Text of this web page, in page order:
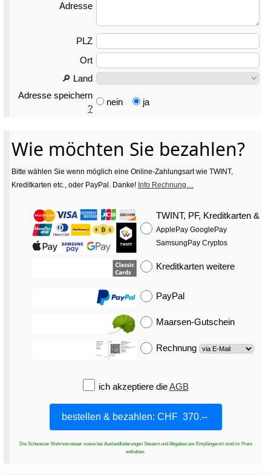
Adresse
PLZ
Ort
🔎 Land
Adresse speichern
?
nein ja
Wie möchten Sie bezahlen?
Bitte wählen Sie wenn möglich eine Online-Zahlungsart wie TWINT,
Kreditkarten etc., oder PayPal. Danke! Info Rechnung…
TWINT, PF, Kreditkarten &
ApplePay GooglePay
SamsungPay Cryptos
Kreditkarten weitere
PayPal
Maarsen-Gutschein
Rechnung
ich akzeptiere dieAGB
Die Schweizer Mehrwersteuer sowie bei Auslandlieferungen Steuern und Abgaben am Empfängerort sind im Preis
enthalten.